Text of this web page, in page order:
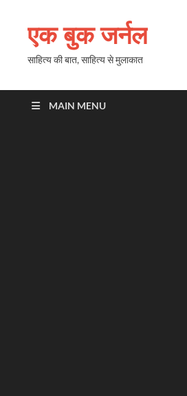
एक बुक जर्नल
साहित्य की बात, साहित्य से मुलाकात
MAIN MENU